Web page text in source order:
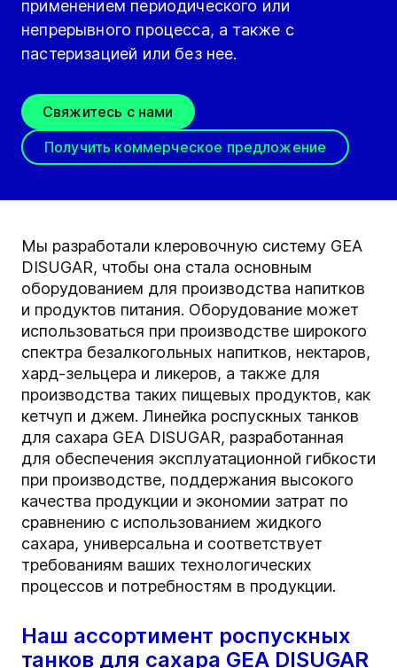
применением периодического или
непрерывного процесса, а также с
пастеризацией или без нее.
Свяжитесь с нами
Получить коммерческое предложение
Мы разработали клеровочную систему GEA
DISUGAR, чтобы она стала основным
оборудованием для производства напитков
и продуктов питания. Оборудование может
использоваться при производстве широкого
спектра безалкогольных напитков, нектаров,
хард-зельцера и ликеров, а также для
производства таких пищевых продуктов, как
кетчуп и джем. Линейка роспускных танков
для сахара GEA DISUGAR, разработанная
для обеспечения эксплуатационной гибкости
при производстве, поддержания высокого
качества продукции и экономии затрат по
сравнению с использованием жидкого
сахара, универсальна и соответствует
требованиям ваших технологических
процессов и потребностям в продукции.
Наш ассортимент роспускных
танков для сахара GEA DISUGAR